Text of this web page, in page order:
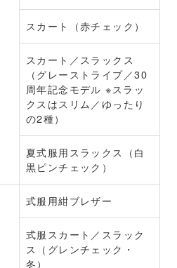
スカート（赤チェック）
スカート／スラックス
（グレーストライプ／30
周年記念モデル ※スラッ
クスはスリム／ゆったり
の2種）
夏式服用スラックス（白
黒ピンチェック）
式服用紺ブレザー
式服スカート／スラック
ス（グレンチェック・
冬）